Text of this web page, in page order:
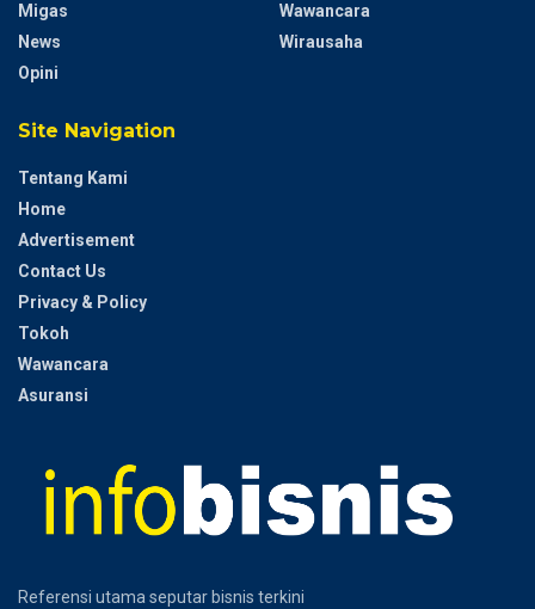
Migas
News
Opini
Wawancara
Wirausaha
Site Navigation
Tentang Kami
Home
Advertisement
Contact Us
Privacy & Policy
Tokoh
Wawancara
Asuransi
Referensi utama seputar bisnis terkini